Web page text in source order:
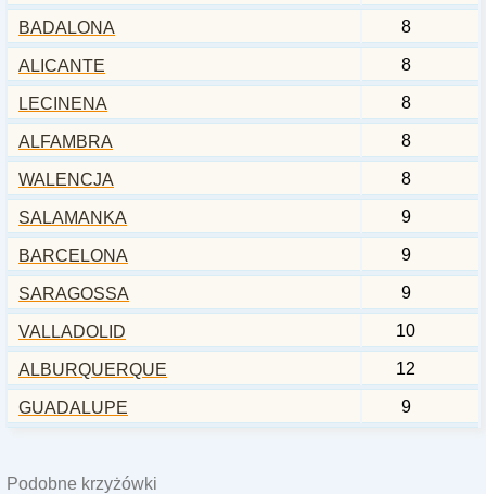
BADALONA 8
ALICANTE 8
LECINENA 8
ALFAMBRA 8
WALENCJA 8
SALAMANKA 9
BARCELONA 9
SARAGOSSA 9
VALLADOLID 10
ALBURQUERQUE 12
GUADALUPE 9
Podobne krzyżówki